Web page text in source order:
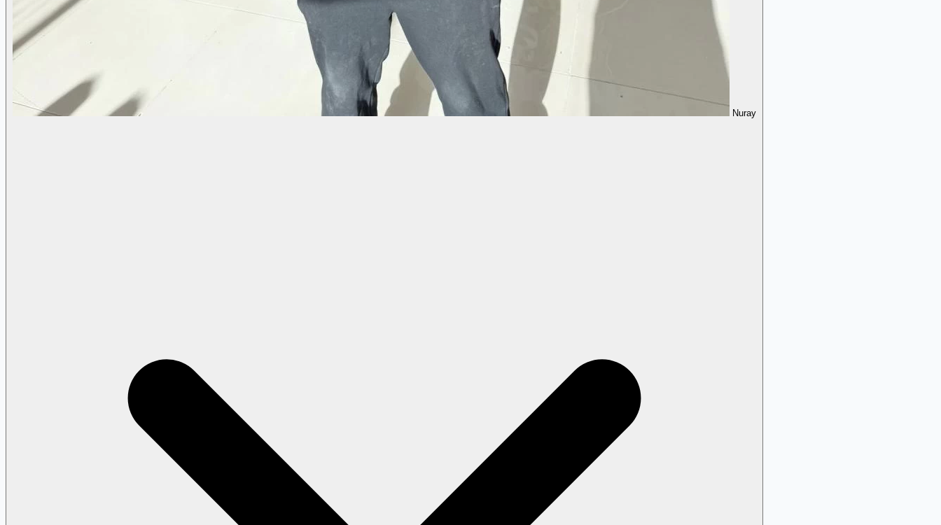
Nuray